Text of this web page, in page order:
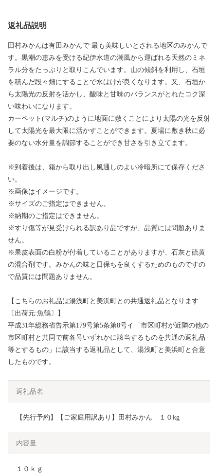
返礼品説明
田村みかんは有田みかんで 最も美味しいとされる地区のみかんで
す。黒潮の恵みを受ける紀伊水道の潮風から運ばれる天然のミネ
ラル分をたっぷりと取りこんでいます。山の傾斜を利用し、石垣
を積んだ段々畑にすることで水はけが良くなります。又、石垣か
ら太陽光の反射を活かし、酸味と甘味のバランスがとれたコク深
い味わいになります。
カーペット(マルチ)のように地面に敷くことにより太陽の光を反射
して太陽光を最大限に活かすことができます。夏場に敷き秋に必
要のない水分量を調節することができ甘さを引き立てます。
※到着後は、箱から取り出し風通しのよい冷暗所にて保存くださ
い。
※画像はイメージです。
※サイズのご指定はできません。
※納期のご指定はできません。
※すり傷等が見受けられる訳あり品ですが、品質には問題ありま
せん。
※果皮表面の白粉が付着していることがありますが、石灰と硫黄
の混合剤です。みかんの味と日保ちを良くするためのものですの
で品質には問題ありません。
【こちらのお礼品は湯浅町と美浜町との共通返礼品となります
〔出荷元:魚鶴〕】
平成31年総務省告示第179号第5条第8号イ「市区町村が近隣の他の
市区町村と共同で前各号いずれかに該当するものを共通の返礼品
等とするもの」に該当する返礼品として、湯浅町と美浜町と合意
したものです。
返礼品名
【先行予約】【ご家庭用訳あり】田村みかん　１０kg
内容量
１０ｋｇ